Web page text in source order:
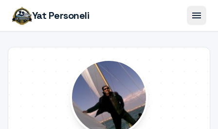
Yat Personeli menu